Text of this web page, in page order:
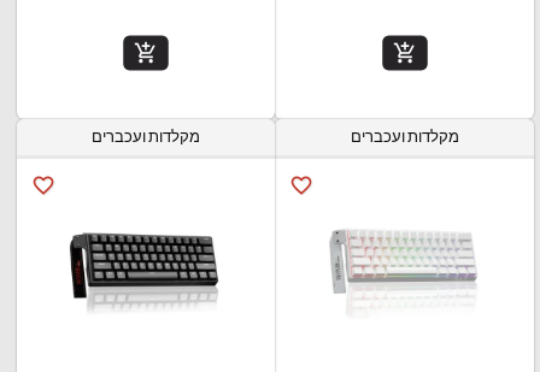
add_shopping_cart
add_shopping_cart
מקלדות ועכברים
favorite_border
מקלדות ועכברים
favorite_border